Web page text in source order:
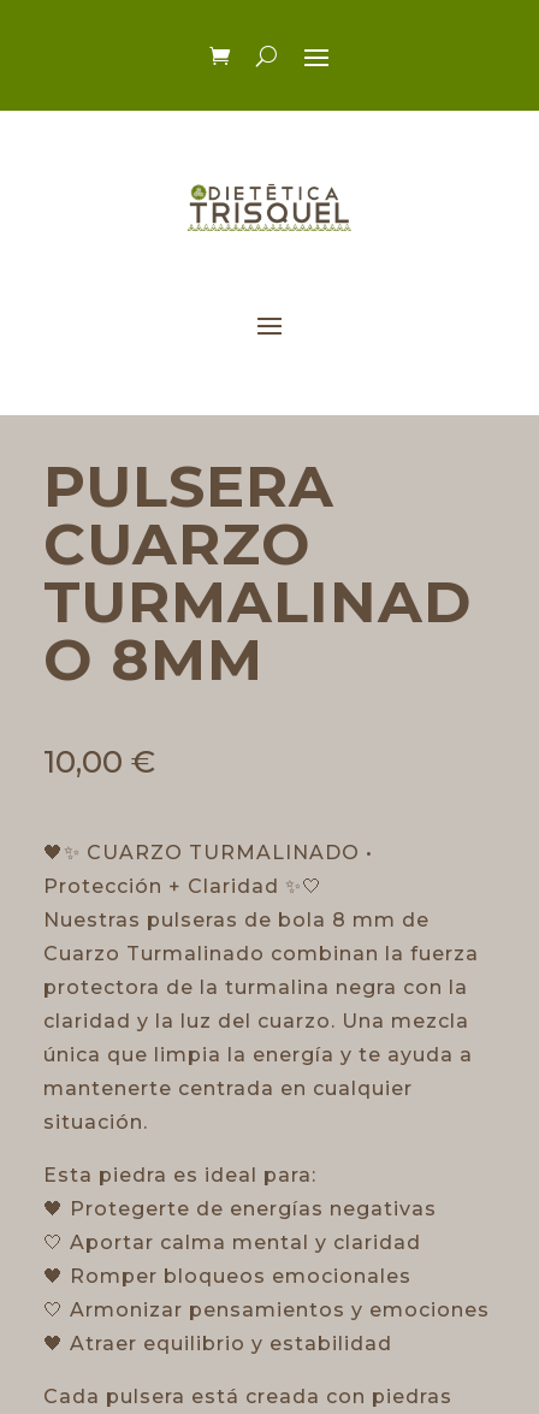
PULSERA
CUARZO
TURMALINAD
O 8MM
10,00 €
🖤✨ CUARZO TURMALINADO •
Protección + Claridad ✨🤍
Nuestras pulseras de bola 8 mm de
Cuarzo Turmalinado combinan la fuerza
protectora de la turmalina negra con la
claridad y la luz del cuarzo. Una mezcla
única que limpia la energía y te ayuda a
mantenerte centrada en cualquier
situación.
Esta piedra es ideal para:
🖤 Protegerte de energías negativas
🤍 Aportar calma mental y claridad
🖤 Romper bloqueos emocionales
🤍 Armonizar pensamientos y emociones
🖤 Atraer equilibrio y estabilidad
Cada pulsera está creada con piedras